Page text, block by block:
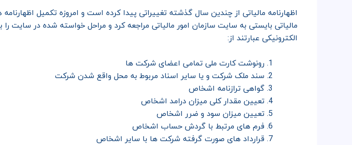
اظهارنامه مالیاتی از چندین سال گذشته تغییراتی پیدا کرده است و امروزه تکمیل
مالیاتی بایستی به سایت سازمان امور مالیاتی مراجعه کرد و مراحل خواسته شده در سایت
الکترونیکی عبارتند از:
رونوشت کارت ملی تمامی اعضای شرکت ها
سند ملک شرکت و یا سایر اسناد مربوط به محل واقع شدن شرکت
گواهی ترازنامه اشخاص
تعیین مقدار کلی میزان درامد اشخاص
تعیین میزان سود و ضرر اشخاص
فرم های مرتبط با گردش حساب اشخاص
قرارداد های صورت گرفته شرکت ها با سایر اشخاص